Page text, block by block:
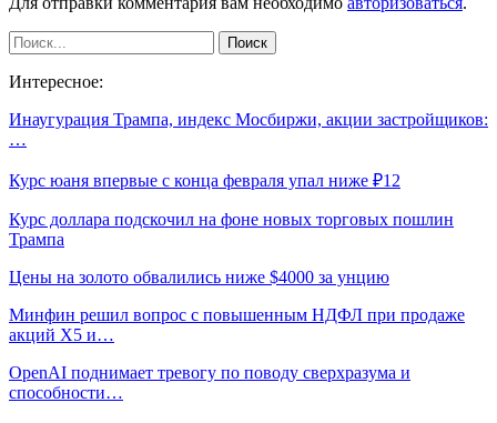
Интересное:
Инаугурация Трампа, индекс Мосбиржи, акции застройщиков:
…
Курс юаня впервые с конца февраля упал ниже ₽12
Курс доллара подскочил на фоне новых торговых пошлин
Трампа
Цены на золото обвалились ниже $4000 за унцию
Минфин решил вопрос с повышенным НДФЛ при продаже
акций X5 и…
OpenAI поднимает тревогу по поводу сверхразума и
способности…